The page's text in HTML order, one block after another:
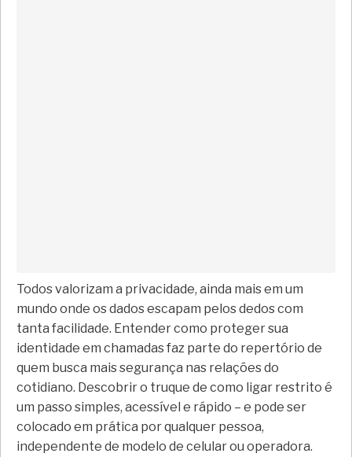
Todos valorizam a privacidade, ainda mais em um
mundo onde os dados escapam pelos dedos com
tanta facilidade. Entender como proteger sua
identidade em chamadas faz parte do repertório de
quem busca mais segurança nas relações do
cotidiano. Descobrir o truque de como ligar restrito é
um passo simples, acessível e rápido – e pode ser
colocado em prática por qualquer pessoa,
independente de modelo de celular ou operadora.